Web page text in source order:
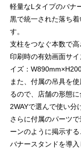
軽量なLタイプのバナ
黒で統一された落ち
す。
支柱をつなぐ本数で
印刷時の有効画面サ
イズ：
また、付属の吊具を
るので、店舗の形態
2WAYで選んで使い分
さらに付属のパーツ
ーンのように掲示する
バナースタンドを導